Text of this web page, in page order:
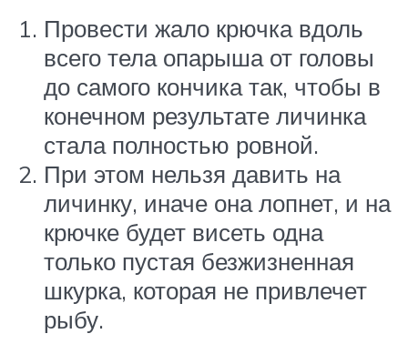
Провести жало крючка вдоль
всего тела опарыша от головы
до самого кончика так, чтобы в
конечном результате личинка
стала полностью ровной.
При этом нельзя давить на
личинку, иначе она лопнет, и на
крючке будет висеть одна
только пустая безжизненная
шкурка, которая не привлечет
рыбу.